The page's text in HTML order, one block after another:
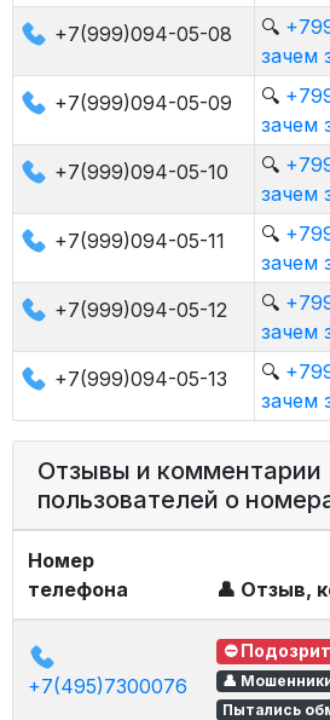
+7(999)094-05-08
🔍
зачем
+7(999)094-05-09
🔍
зачем
+7(999)094-05-10
🔍
зачем
+7(999)094-05-11
🔍
зачем
+7(999)094-05-12
🔍
зачем
+7(999)094-05-13
🔍
зачем
Отзывы и комментарии
пользователей о
Номер
телефона
👤 Отзыв,
+7(495)7300076
⛔
👤
Пытались